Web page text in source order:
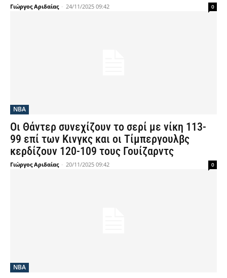
Γιώργος Αριδαίας - 24/11/2025 09:42 0
NBA
Οι Θάντερ συνεχίζουν το σερί με νίκη 113-
99 επί των Κινγκς και οι Τίμπεργουλβς
κερδίζουν 120-109 τους Γουίζαρντς
Γιώργος Αριδαίας - 20/11/2025 09:42 0
NBA